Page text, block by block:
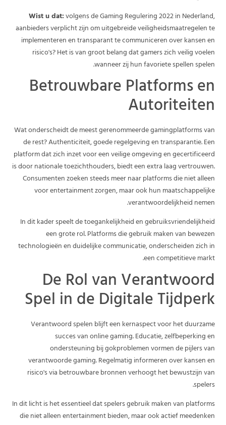
Wist u dat:volgens de Gaming Regulering 2022 in Nederland,
aanbieders verplicht zijn om uitgebreide veiligheidsmaatregelen te
implementeren en transparant te communiceren over kansen en
risico's? Het is van groot belang dat gamers zich veilig voelen
wanneer zij hun favoriete spellen spelen.
Betrouwbare Platforms en
Autoriteiten
Wat onderscheidt de meest gerenommeerde gamingplatforms van
de rest? Authenticiteit, goede regelgeving en transparantie. Een
platform dat zich inzet voor een veilige omgeving en gecertificeerd
is door nationale toezichthouders, biedt een extra laag vertrouwen.
Consumenten zoeken steeds meer naar platforms die niet alleen
voor entertainment zorgen, maar ook hun maatschappelijke
verantwoordelijkheid nemen.
In dit kader speelt de toegankelijkheid en gebruiksvriendelijkheid
een grote rol. Platforms die gebruik maken van bewezen
technologieën en duidelijke communicatie, onderscheiden zich in
een competitieve markt.
De Rol van Verantwoord
Spel in de Digitale Tijdperk
Verantwoord spelen blijft een kernaspect voor het duurzame
succes van online gaming. Educatie, zelfbeperking en
ondersteuning bij gokproblemen vormen de pijlers van
verantwoorde gaming. Regelmatig informeren over kansen en
risico's via betrouwbare bronnen verhoogt het bewustzijn van
spelers.
In dit licht is het essentieel dat spelers gebruik maken van platforms
die niet alleen entertainment bieden, maar ook actief meedenken